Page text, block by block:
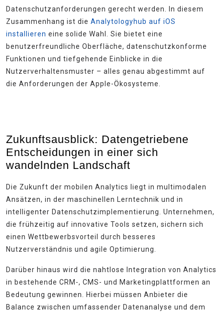
Datenschutzanforderungen gerecht werden. In diesem
Zusammenhang ist die Analytologyhub auf iOS
installieren eine solide Wahl. Sie bietet eine
benutzerfreundliche Oberfläche, datenschutzkonforme
Funktionen und tiefgehende Einblicke in die
Nutzerverhaltensmuster – alles genau abgestimmt auf
die Anforderungen der Apple-Ökosysteme.
Zukunftsausblick: Datengetriebene
Entscheidungen in einer sich
wandelnden Landschaft
Die Zukunft der mobilen Analytics liegt in multimodalen
Ansätzen, in der maschinellen Lerntechnik und in
intelligenter Datenschutzimplementierung. Unternehmen,
die frühzeitig auf innovative Tools setzen, sichern sich
einen Wettbewerbsvorteil durch besseres
Nutzerverständnis und agile Optimierung.
Darüber hinaus wird die nahtlose Integration von Analytics
in bestehende CRM-, CMS- und Marketingplattformen an
Bedeutung gewinnen. Hierbei müssen Anbieter die
Balance zwischen umfassender Datenanalyse und dem